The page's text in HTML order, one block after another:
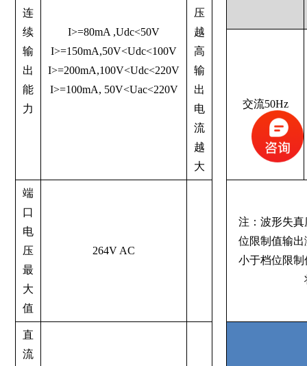
连
续
输
出
能
力
I>=80mA ,Udc<50V
I>=150mA,50V<Udc<100V
I>=200mA,100V<Udc<220V
I>=100mA, 50V<Uac<220V
压
越
高
输
出
电
流
越
大
交流50Hz
端
口
电
压
最
大
值
264V AC
注：波形失
位限制值输
小于档位限
直
流